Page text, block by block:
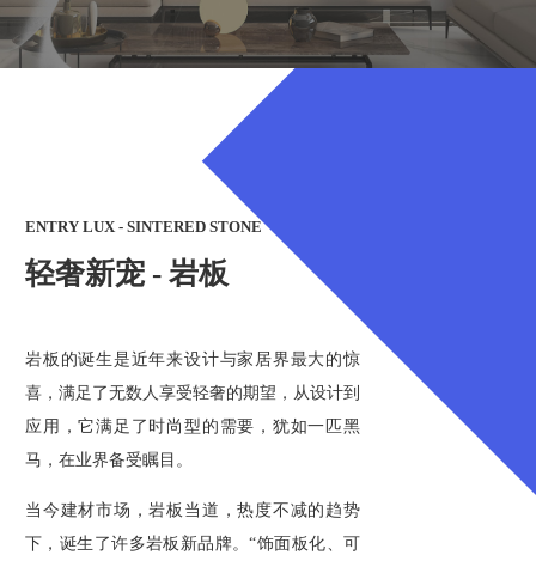
ENTRY LUX - SINTERED STONE
轻奢新宠 - 岩板
岩板的诞生是近年来设计与家居界最大的惊
喜，满足了无数人享受轻奢的期望，从设计到
应用，它满足了时尚型的需要，犹如一匹黑
马，在业界备受瞩目。
当今建材市场，岩板当道，热度不减的趋势
下，诞生了许多岩板新品牌。“饰面板化、可